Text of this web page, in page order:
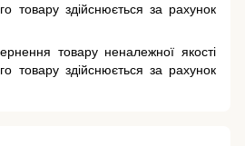
товару здійснюється за рахунок
товару неналежної якості
товару здійснюється за рахунок